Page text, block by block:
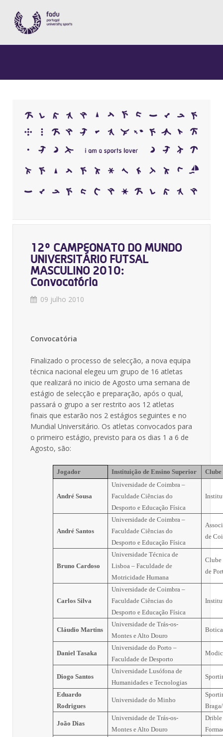
12º CAMPEONATO DO MUNDO
UNIVERSITÁRIO FUTSAL
MASCULINO 2010:
Convocatória
09 julho 2010
Convocatória
Finalizado o processo de selecção, a nova equipa
técnica nacional elegeu um grupo de 16 atletas
que realizará no inicio de Agosto uma semana de
estágio de selecção e preparação, após o qual,
passará o grupo a ser restrito aos 12 atletas
finais que estarão nos 2 estágios seguintes e no
Mundial Universitário. Os atletas convocados para
o primeiro estágio, previsto para os dias 1 a 6 de
Agosto, são:
Jogador Instituição de Ensino Superior Clube
André Sousa
Universidade de Coimbra –
Faculdade Ciências do
Desporto e Educação Física
André Santos
Universidade de Coimbra –
Faculdade Ciências do
Desporto e Educação Física
de
Bruno Cardoso
Universidade Técnica de
Lisboa – Faculdade de
Motricidade Humana
Clube
de
Carlos Silva
Universidade de Coimbra –
Faculdade Ciências do
Desporto e Educação Física
Cláudio Martins
Universidade de Trás-os-
Montes e Alto Douro
Daniel Tasaka
Universidade do Porto –
Faculdade de Desporto
Diogo Santos
Universidade Lusófona de
Humanidades e Tecnologias
Eduardo
Rodrigues
Universidade do Minho
João Dias
Universidade de Trás-os-
Montes e Alto Douro
Drible